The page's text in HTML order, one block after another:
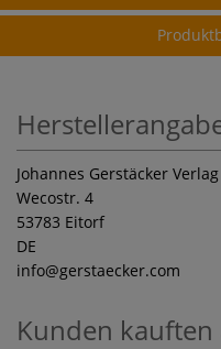
Johannes Gerstäcker
Wecostr. 4
53783 Eitorf
DE
info@gerstaecker.com
Kunden kauften